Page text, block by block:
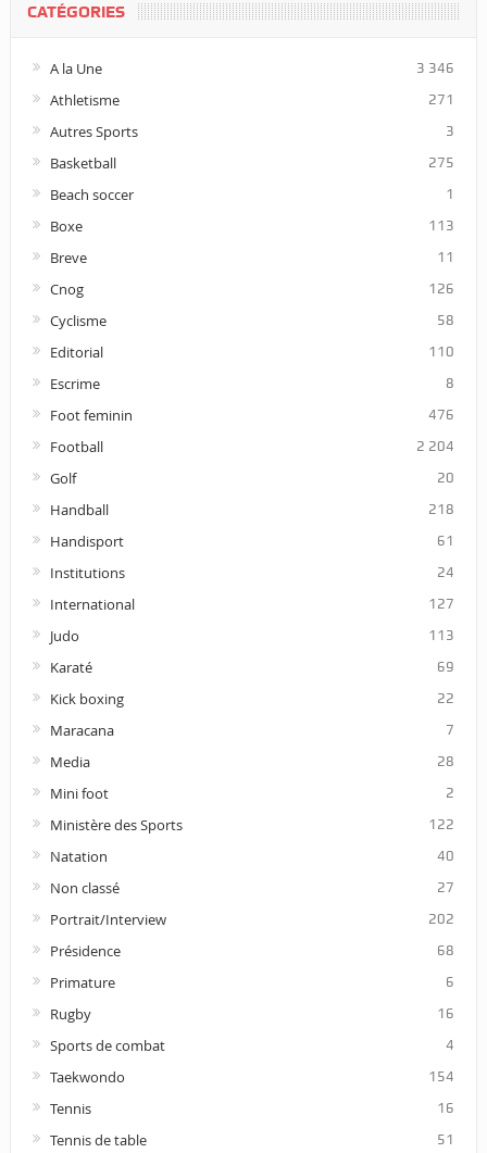
CATÉGORIES
A la Une 3 346
Athletisme 271
Autres Sports 3
Basketball 275
Beach soccer 1
Boxe 113
Breve 11
Cnog 126
Cyclisme 58
Editorial 110
Escrime 8
Foot feminin 476
Football 2 204
Golf 20
Handball 218
Handisport 61
Institutions 24
International 127
Judo 113
Karaté 69
Kick boxing 22
Maracana 7
Media 28
Mini foot 2
Ministère des Sports 122
Natation 40
Non classé 27
Portrait/Interview 202
Présidence 68
Primature 6
Rugby 16
Sports de combat 4
Taekwondo 154
Tennis 16
Tennis de table 51